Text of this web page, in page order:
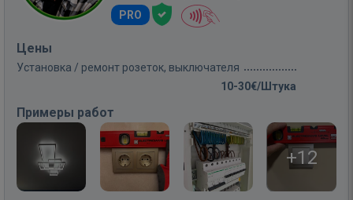
PRO
Цены
Установка / ремонт розеток, выключателя
10-30€/Штука
Примеры работ
+12